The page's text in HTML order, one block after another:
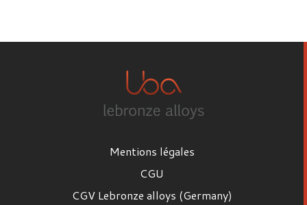
Mentions légales
CGU
CGV Lebronze alloys (Germany)